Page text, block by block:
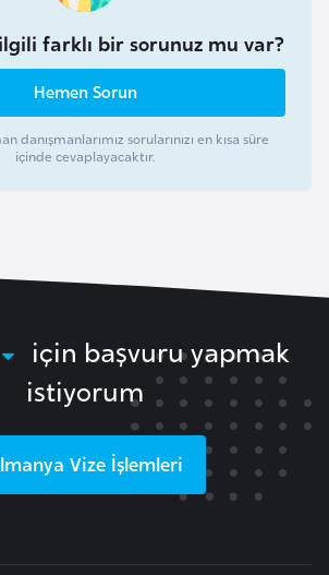
farklı bir sorunuz mu var?
Hemen Sorun
danışmanlarımız sorularınızı en kısa süre
içinde cevaplayacaktır.
için başvuru yapmak
istiyorum
Vize İşlemleri